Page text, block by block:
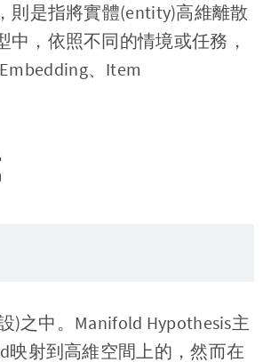
則是指將實體(entity)高維離散
，依照不同的情境或任務，
、Item
)之中。Manifold Hypothesis主
射到高維空間上的，然而在